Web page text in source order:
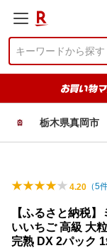
栃木県真岡市
4.20 （5
【ふるさと納税
いいちご 高級 大
完熟 DX 2パック